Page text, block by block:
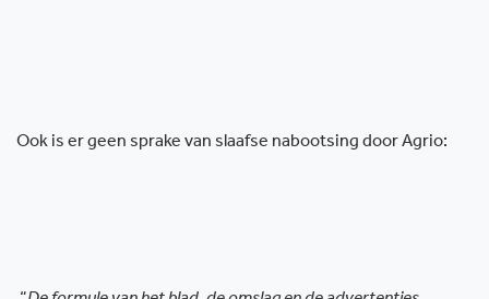
Ook is er geen sprake van slaafse nabootsing door Agrio: